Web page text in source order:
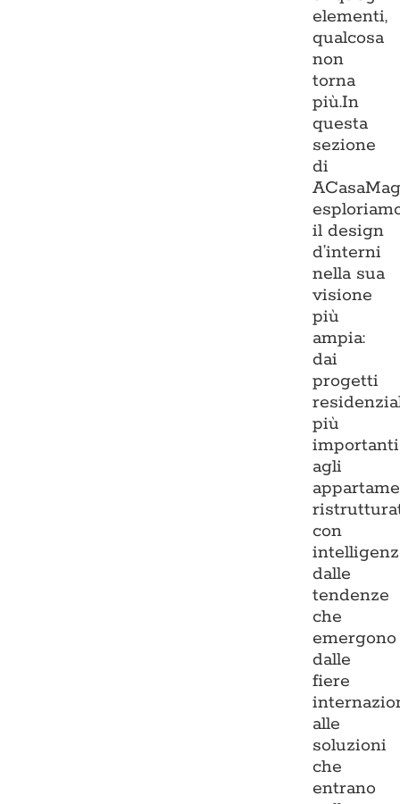
elementi,
qualcosa
non
torna
più.In
questa
sezione
di
il design
d’interni
nella sua
visione
più
ampia:
dai
progetti
più
importanti
agli
con
dalle
tendenze
che
emergono
dalle
fiere
alle
soluzioni
che
entrano